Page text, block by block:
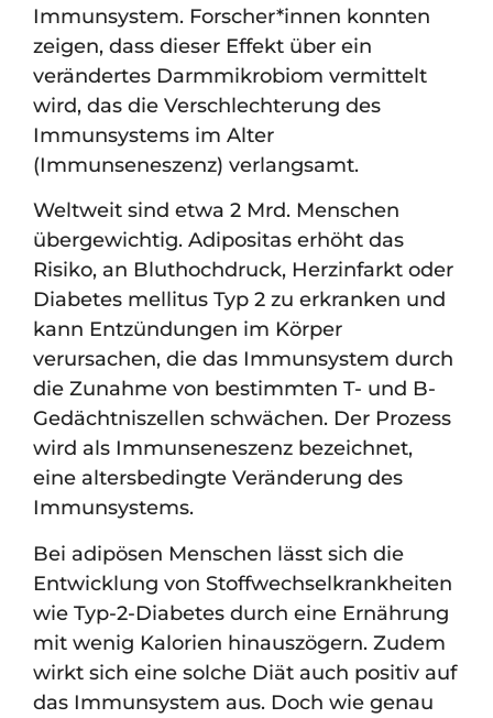
Immunsystem. Forscher*innen konnten
zeigen, dass dieser Effekt über ein
verändertes Darmmikrobiom vermittelt
wird, das die Verschlechterung des
Immunsystems im Alter
(Immunseneszenz) verlangsamt.
Weltweit sind etwa 2 Mrd. Menschen
übergewichtig. Adipositas erhöht das
Risiko, an Bluthochdruck, Herzinfarkt oder
Diabetes mellitus Typ 2 zu erkranken und
kann Entzündungen im Körper
verursachen, die das Immunsystem durch
die Zunahme von bestimmten T- und B-
Gedächtniszellen schwächen. Der Prozess
wird als Immunseneszenz bezeichnet,
eine altersbedingte Veränderung des
Immunsystems.
Bei adipösen Menschen lässt sich die
Entwicklung von Stoffwechselkrankheiten
wie Typ-2-Diabetes durch eine Ernährung
mit wenig Kalorien hinauszögern. Zudem
wirkt sich eine solche Diät auch positiv auf
das Immunsystem aus. Doch wie genau